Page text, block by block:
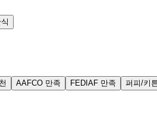
AAFCO 만족 FEDIAF 만족 퍼피/키